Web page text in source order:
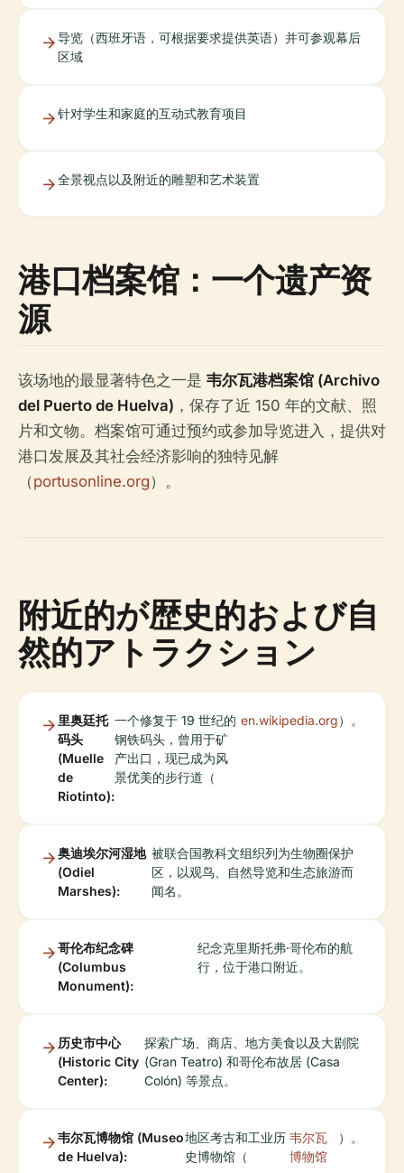
导览（西班牙语，可根据要求提供英语）并可参观幕后
区域
针对学生和家庭的互动式教育项目
全景视点以及附近的雕塑和艺术装置
港口档案馆：一个遗产资
源
该场地的最显著特色之一是 韦尔瓦港档案馆 (Archivo
del Puerto de Huelva) ，保存了近 150 年的文献、照
片和文物。档案馆可通过预约或参加导览进入，提供对
港口发展及其社会经济影响的独特见解
（portusonline.org）。
附近的が歴史的および自
然的アトラクション
里奥廷托
码头
(Muelle
de
Riotinto):
一个修复于 19 世纪的
钢铁码头，曾用于矿
产出口，现已成为风
景优美的步行道（
en.wikipedia.org）。
奥迪埃尔河湿地
(Odiel
Marshes):
被联合国教科文组织列为生物圈保护
区，以观鸟、自然导览和生态旅游而
闻名。
哥伦布纪念碑
(Columbus
Monument):
纪念克里斯托弗·哥伦布的航
行，位于港口附近。
历史市中心
(Historic City
Center):
探索广场、商店、地方美食以及大剧院
(Gran Teatro) 和哥伦布故居 (Casa
Colón) 等景点。
韦尔瓦博物馆 (Museo
de Huelva):
地区考古和工业历
史博物馆（
韦尔瓦
博物馆
）。